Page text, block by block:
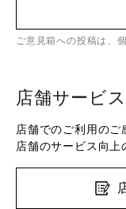
ご意見箱への投稿は、
店舗サービ
店舗でのご利用のご
店舗のサービス向上